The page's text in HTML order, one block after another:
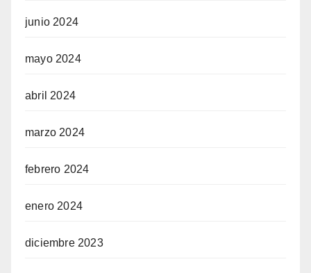
junio 2024
mayo 2024
abril 2024
marzo 2024
febrero 2024
enero 2024
diciembre 2023